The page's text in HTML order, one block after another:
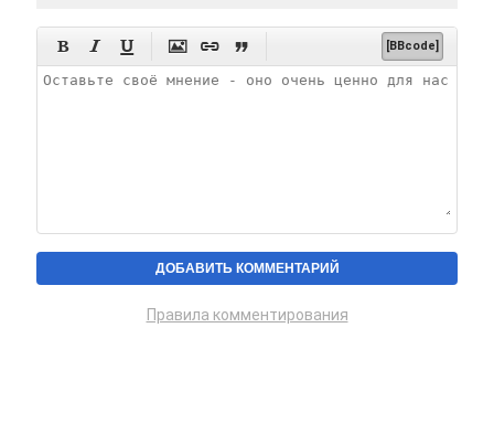
      [BBcode]
Правила комментирования